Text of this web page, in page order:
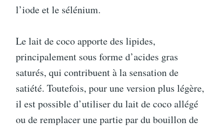
l’iode et le sélénium.
Le lait de coco apporte des lipides,
principalement sous forme d’acides gras
saturés, qui contribuent à la sensation de
satiété. Toutefois, pour une version plus légère,
il est possible d’utiliser du lait de coco allégé
ou de remplacer une partie par du bouillon de